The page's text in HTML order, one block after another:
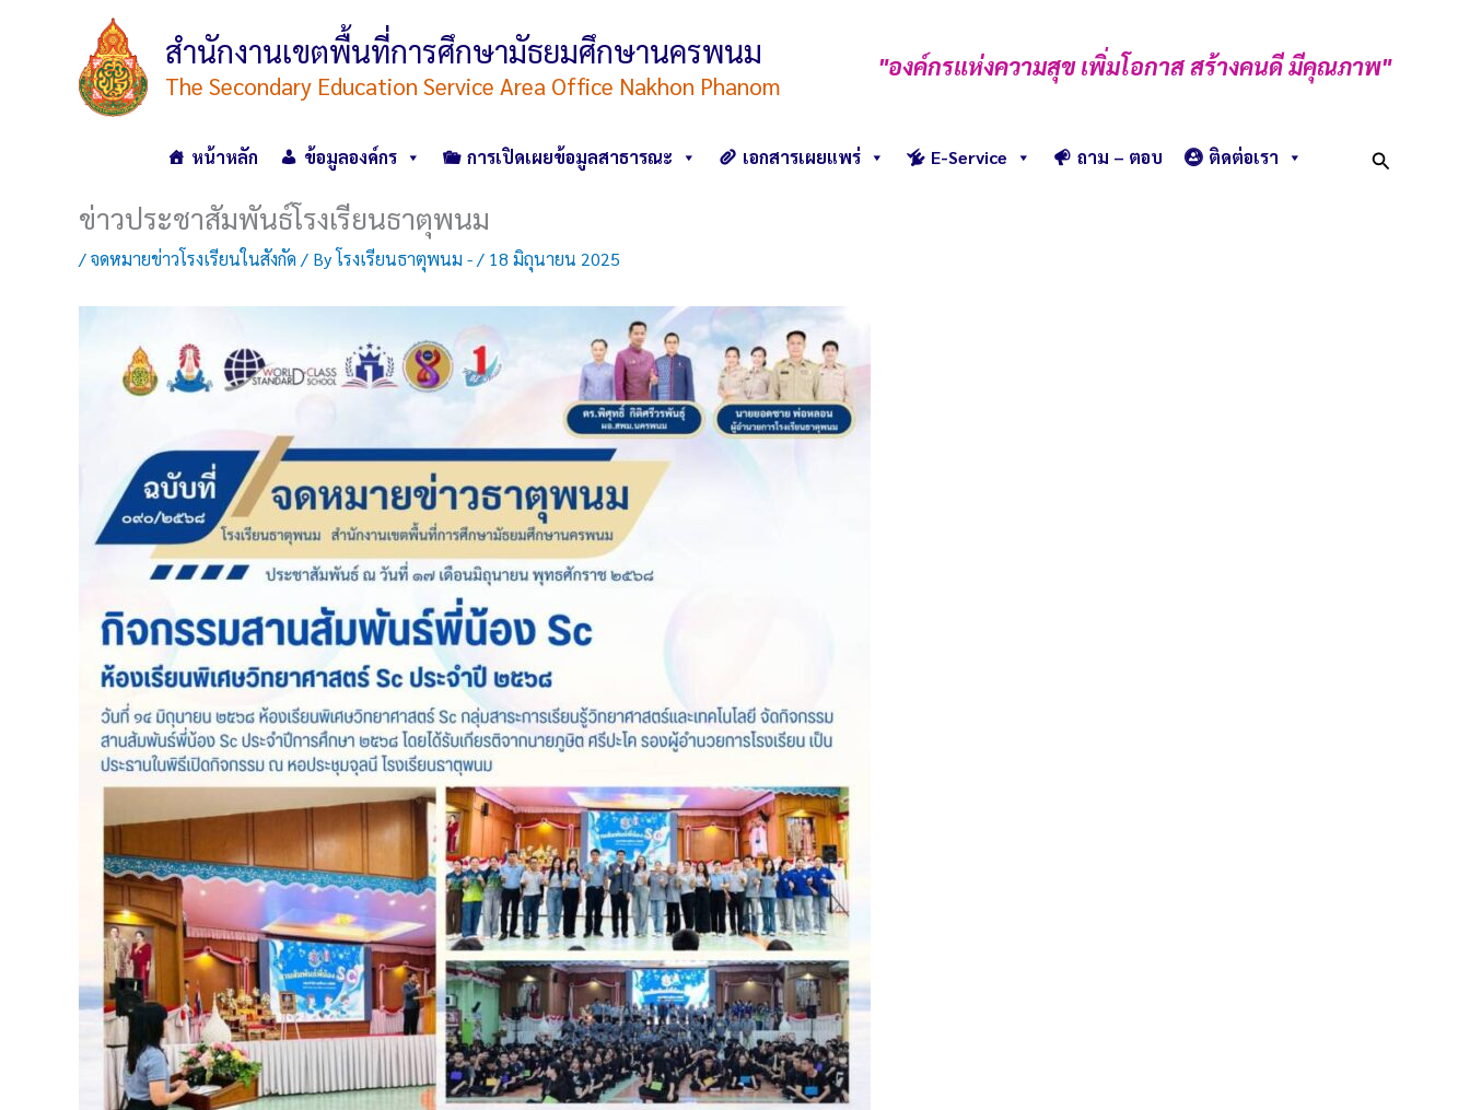
สำนักงานเขตพื้นที่การศึกษามัธยมศึกษานครพนม
The Secondary Education Service Area Office Nakhon Phanom
"องค์กรแห่งความสุข เพิ่มโอกาส สร้างคนดี มีคุณภาพ"
หน้าหลัก ข้อมูลองค์กร การเปิดเผยข้อมูลสาธารณะ เอกสารเผยแพร่ E-Service ถาม – ตอบ ติดต่อเรา Search
ข่าวประชาสัมพันธ์โรงเรียนธาตุพนม
/จดหมายข่าวโรงเรียนในสังกัด / Byโรงเรียนธาตุพนม -/ 18 มิถุนายน 2025